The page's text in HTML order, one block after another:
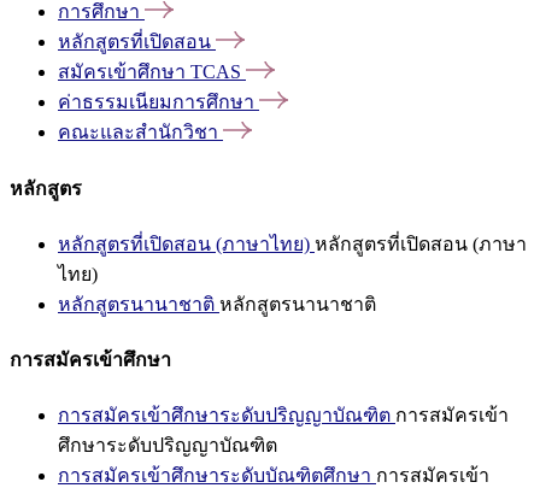
การศึกษา
หลักสูตรที่เปิดสอน
สมัครเข้าศึกษา TCAS
ค่าธรรมเนียมการศึกษา
คณะและสำนักวิชา
หลักสูตร
หลักสูตรที่เปิดสอน (ภาษาไทย) หลักสูตรที่เปิดสอน (ภาษา
ไทย)
หลักสูตรนานาชาติ หลักสูตรนานาชาติ
การสมัครเข้าศึกษา
การสมัครเข้าศึกษาระดับปริญญาบัณฑิต การสมัครเข้า
ศึกษาระดับปริญญาบัณฑิต
การสมัครเข้าศึกษาระดับบัณฑิตศึกษา การสมัครเข้า